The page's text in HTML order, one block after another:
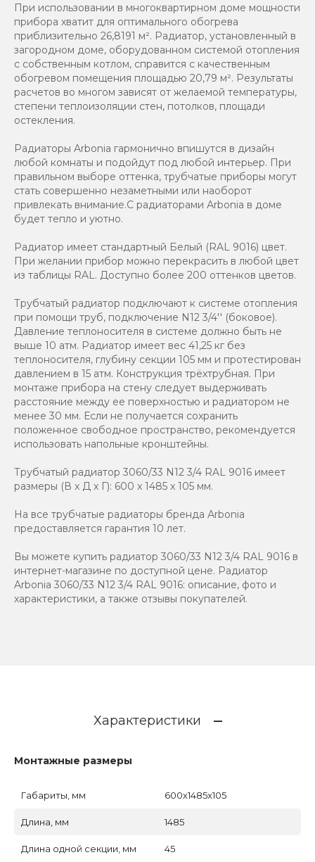
При использовании в многоквартирном доме мощности
прибора хватит для оптимального обогрева
приблизительно 26,8191 м². Радиатор, установленный в
загородном доме, оборудованном системой отопления
с собственным котлом, справится с качественным
обогревом помещения площадью 20,79 м². Результаты
расчетов во многом зависят от желаемой температуры,
степени теплоизоляции стен, потолков, площади
остекления.
Радиаторы Arbonia гармонично впишутся в дизайн
любой комнаты и подойдут под любой интерьер. При
правильном выборе оттенка, трубчатые приборы могут
стать совершенно незаметными или наоборот
привлекать внимание.С радиаторами Аrbonia в доме
будет тепло и уютно.
Радиатор имеет стандартный Белый (RAL 9016) цвет.
При желании прибор можно перекрасить в любой цвет
из таблицы RAL. Доступно более 200 оттенков цветов.
Трубчатый радиатор подключают к системе отопления
при помощи труб, подключение N12 3/4'' (боковое).
Давление теплоносителя в системе должно быть не
выше 10 атм. Радиатор имеет вес 41,25 кг без
теплоносителя, глубину секции 105 мм и протестирован
давлением в 15 атм. Конструкция трёхтрубная. При
монтаже прибора на стену следует выдерживать
расстояние между ее поверхностью и радиатором не
менее 30 мм. Если не получается сохранить
положенное свободное пространство, рекомендуется
использовать напольные кронштейны.
Трубчатый радиатор 3060/33 N12 3/4 RAL 9016 имеет
размеры (В x Д x Г): 600 x 1485 x 105 мм.
На все трубчатые радиаторы бренда Аrbonia
предоставляется гарантия 10 лет.
Вы можете купить радиатор 3060/33 N12 3/4 RAL 9016 в
интернет-магазине по доступной цене. Радиатор
Arbonia 3060/33 N12 3/4 RAL 9016: описание, фото и
характеристики, а также отзывы покупателей.
Характеристики
Монтажные размеры
Габариты, мм 600x1485x105
Длина, мм 1485
Длина одной секции, мм 45